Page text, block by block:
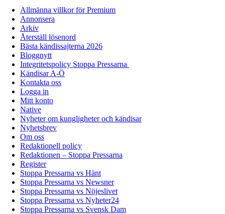
Allmänna villkor för Premium
Annonsera
Arkiv
Återställ lösenord
Bästa kändissajterna 2026
Bloggnytt
Integritetspolicy Stoppa Pressarna
Kändisar A-Ö
Kontakta oss
Logga in
Mitt konto
Native
Nyheter om kungligheter och kändisar
Nyhetsbrev
Om oss
Redaktionell policy
Redaktionen – Stoppa Pressarna
Register
Stoppa Pressarna vs Hänt
Stoppa Pressarna vs Newsner
Stoppa Pressarna vs Nöjeslivet
Stoppa Pressarna vs Nyheter24
Stoppa Pressarna vs Svensk Dam